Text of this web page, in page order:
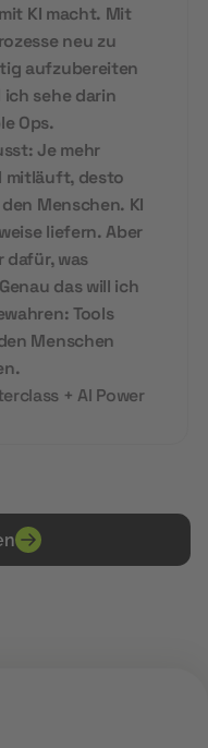
KI macht. Mit
neu zu
aufzubereiten
sehe darin
Ops.
Je mehr
mitläuft, desto
Menschen. KI
liefern. Aber
dafür, was
das will ich
Tools
Menschen
+ AI Power